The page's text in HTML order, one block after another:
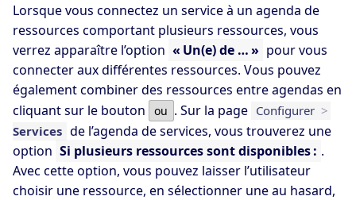
Lorsque vous connectez un service à un agenda de
ressources comportant plusieurs ressources, vous
verrez apparaître l’option « Un(e) de … » pour vous
connecter aux différentes ressources. Vous pouvez
également combiner des ressources entre agendas en
cliquant sur le bouton
ou . Sur la page Configurer >
Services de l’agenda de services, vous trouverez une
option Si plusieurs ressources sont disponibles : .
Avec cette option, vous pouvez laisser l’utilisateur
choisir une ressource, en sélectionner une au hasard,